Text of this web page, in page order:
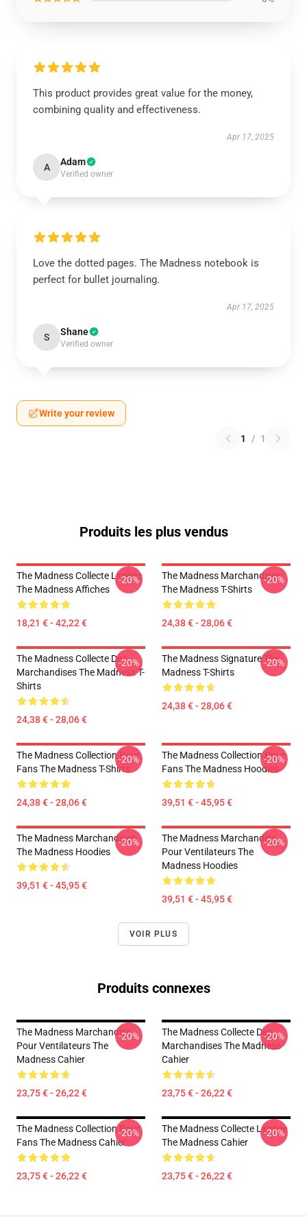
This product provides great value for the money,
combining quality and effectiveness.
Apr 17, 2025
A Adam
Verified owner
Love the dotted pages. The Madness notebook is
perfect for bullet journaling.
Apr 17, 2025
S Shane
Verified owner
Write your review
1 / 1
Produits les plus vendus
The Madness Collecte Limitée
The Madness Affiches
18,21 € - 42,22 €
-20%
The Madness Marchandises
The Madness T-Shirts
24,38 € - 28,06 €
-20%
The Madness Collecte Des
Marchandises The Madness T-
Shirts
24,38 € - 28,06 €
-20%
The Madness Signature The
Madness T-Shirts
24,38 € - 28,06 €
-20%
The Madness Collection Pour
Fans The Madness T-Shirts
24,38 € - 28,06 €
-20%
The Madness Collection Pour
Fans The Madness Hoodies
39,51 € - 45,95 €
-20%
The Madness Marchandises
The Madness Hoodies
39,51 € - 45,95 €
-20%
The Madness Marchandise
Pour Ventilateurs The
Madness Hoodies
39,51 € - 45,95 €
-20%
VOIR PLUS
Produits connexes
The Madness Marchandise
Pour Ventilateurs The
Madness Cahier
23,75 € - 26,22 €
-20%
The Madness Collecte Des
Marchandises The Madness
Cahier
23,75 € - 26,22 €
-20%
The Madness Collection Pour
Fans The Madness Cahier
23,75 € - 26,22 €
-20%
The Madness Collecte Limitée
The Madness Cahier
23,75 € - 26,22 €
-20%